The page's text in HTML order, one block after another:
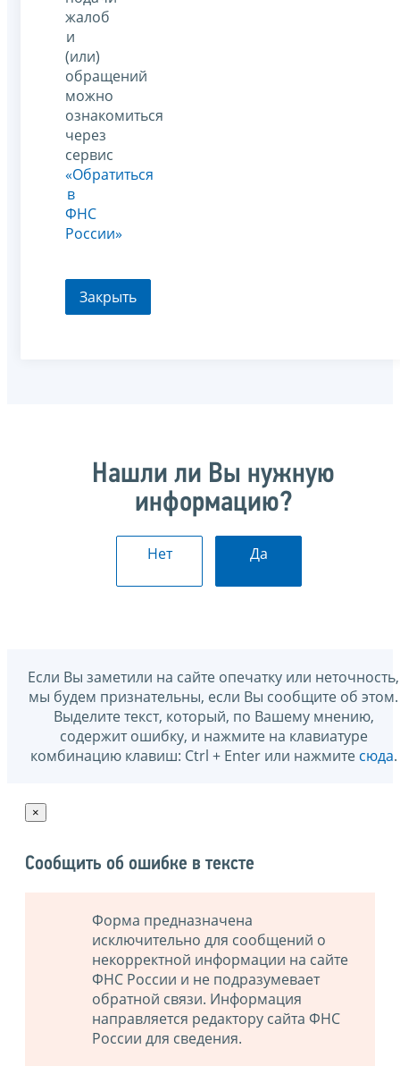
жалоб
и
(или)
обращений
можно
ознакомиться
через
сервис
«Обратиться
в
ФНС
России»
Закрыть
Нашли ли Вы нужную
информацию?
Нет Да
Если Вы заметили на сайте опечатку или неточность,
мы будем признательны, если Вы сообщите об этом.
Выделите текст, который, по Вашему мнению,
содержит ошибку, и нажмите на клавиатуре
комбинацию клавиш: Ctrl + Enter или нажмите сюда.
×
Сообщить об ошибке в тексте
Форма предназначена
исключительно для сообщений о
некорректной информации на сайте
ФНС России и не подразумевает
обратной связи. Информация
направляется редактору сайта ФНС
России для сведения.